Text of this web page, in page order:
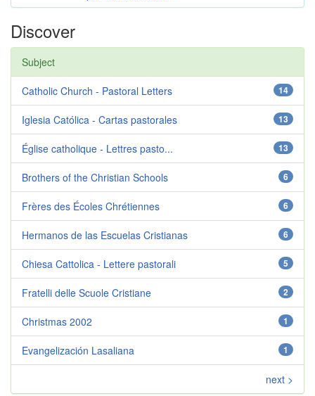
Discover
Subject
14
Catholic Church - Pastoral Letters
13
Iglesia Católica - Cartas pastorales
13
Église catholique - Lettres pasto...
6
Brothers of the Christian Schools
6
Frères des Écoles Chrétiennes
6
Hermanos de las Escuelas Cristianas
5
Chiesa Cattolica - Lettere pastorali
2
Fratelli delle Scuole Cristiane
1
Christmas 2002
1
Evangelización Lasaliana
next >